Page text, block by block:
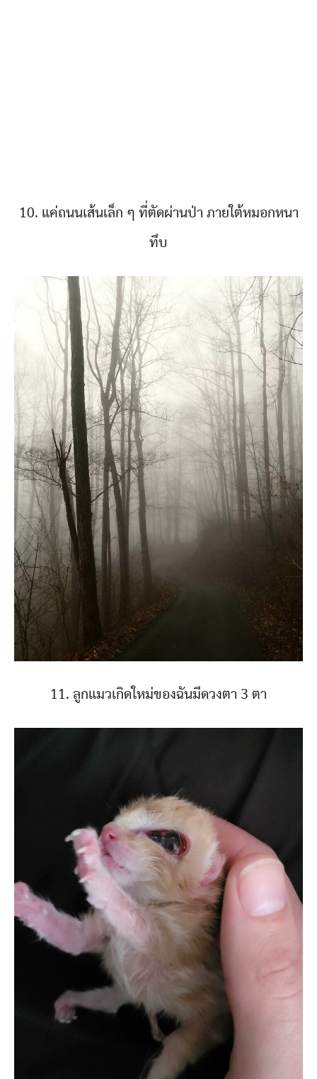
10. แค่ถนนเส้นเล็ก ๆ ที่ตัดผ่านป่า ภายใต้หมอกหนา
ทึบ
11. ลูกแมวเกิดใหม่ของฉันมีดวงตา 3 ตา